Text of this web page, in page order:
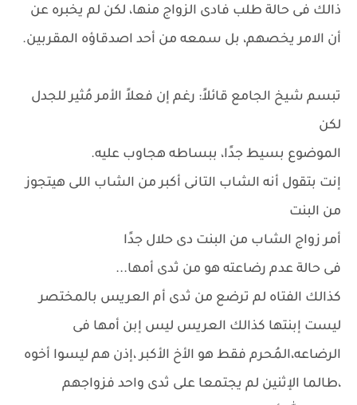
ذالك فى حالة طلب فادى الزواج منها، لكن لم يخبره عن
أن الامر يخصهم، بل سمعه من أحد اصدقاؤه المقربين.
تبسم شيخ الجامع قائلاً: رغم إن فعلاً الأمر مُثير للجدل
لكن
الموضوع بسيط جدًا، ببساطه هجاوب عليه.
إنت بتقول أنه الشاب التانى أكبر من الشاب اللى هيتجوز
من البنت
أمر زواج الشاب من البنت دى حلال جدًا
فى حالة عدم رضاعته هو من ثدى أمها...
كذالك الفتاه لم ترضع من ثدى أم العريس بالمختصر
ليست إبنتها كذالك العريس ليس إبن أمها فى
الرضاعه،المُحرم فقط هو الأخ الأكبر ،إذن هم ليسوا أخوه
،طالما الإثنين لم يجتمعا على ثدى واحد فزواجهم